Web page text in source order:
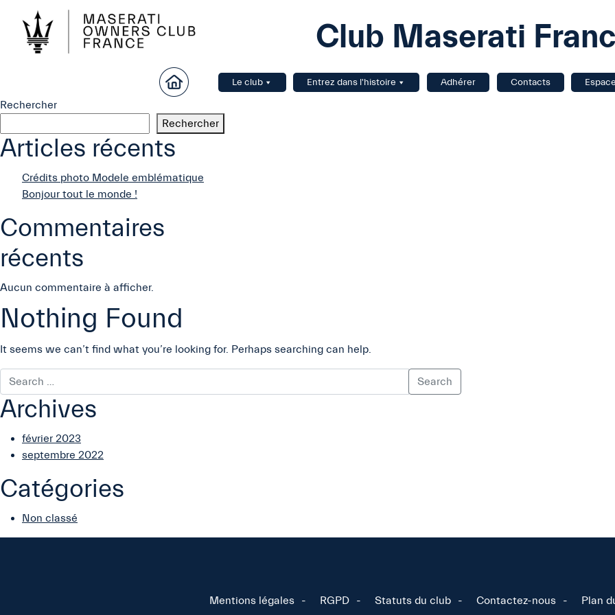
Club Maserati
Le club Entrez dans l'histoire Adhérer Contacts
Rechercher
Rechercher
Articles récents
Crédits photo Modele emblématique
Bonjour tout le monde !
Commentaires
récents
Aucun commentaire à afficher.
Nothing Found
It seems we can’t find what you’re looking for. Perhaps searching can help.
Search
Archives
février 2023
septembre 2022
Catégories
Non classé
Mentions légales RGPD Statuts du club Contactez-nous Plan